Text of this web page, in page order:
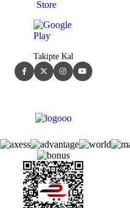
Takipte Kal